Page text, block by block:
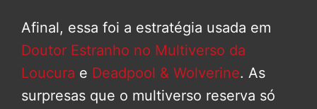
Afinal, essa foi a estratégia usada em
Doutor Estranho no Multiverso da
Loucura e Deadpool & Wolverine. As
surpresas que o multiverso reserva só